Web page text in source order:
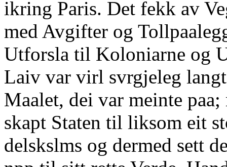
ikring Paris. Det fekk av
med Avgifter og
Utforsla til Koloniarne og
Laiv var virl svrgjeleg langt
Maalet, dei var meinte
skapt Staten til liksom eit
delskslms og dermed sett